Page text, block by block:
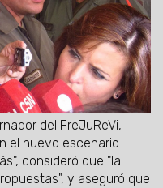
del FreJuReVi,
el nuevo escenario
consideró que "la
y aseguró que